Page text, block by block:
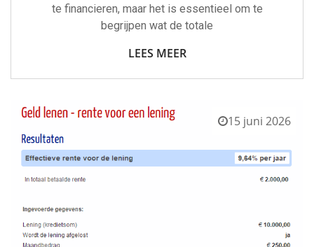
te financieren, maar het is essentieel om te
begrijpen wat de totale
LEES MEER
15 juni 2026